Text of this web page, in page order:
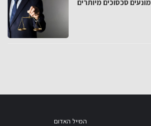
סכסוכים מיותרים
המייל האדום